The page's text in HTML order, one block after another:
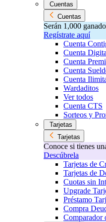
Cuentas
Cuentas
Serán 1,000
Regístrate aquí
Cuenta
Cuenta
Cuenta
Cuenta
Cuenta
Wardaditos
Ver todos
Cuenta CTS
Sorteos y
Tarjetas
Tarjetas
Conoce si tienes
Descúbrela
Tarjetas de
Tarjetas de
Cuotas sin
Upgrade
Préstamo
Compra
Comparador